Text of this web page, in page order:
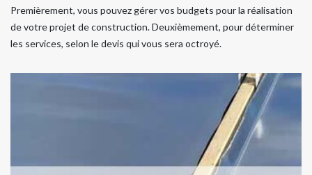
Premièrement, vous pouvez gérer vos budgets pour la réalisation
de votre projet de construction. Deuxièmement, pour déterminer
les services, selon le devis qui vous sera octroyé.